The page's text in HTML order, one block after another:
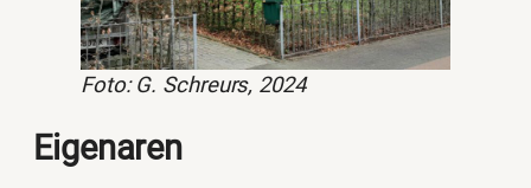
Foto: G. Schreurs, 2024
Eigenaren